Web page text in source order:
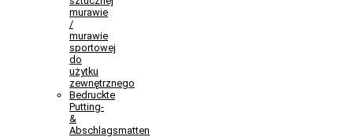
murawie
/
murawie
sportowej
do
użytku
zewnętrznego
Bedruckte
Putting-
&
Abschlagsmatten